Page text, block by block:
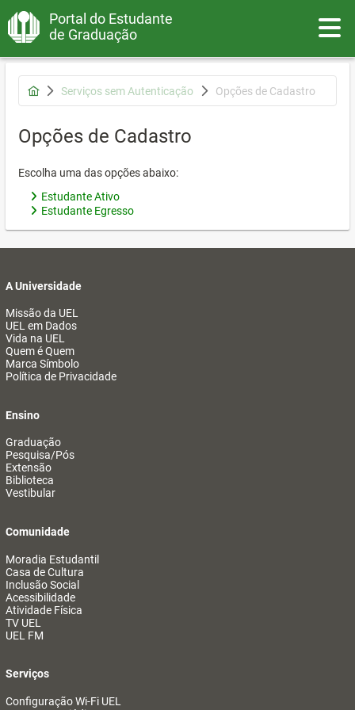
Portal do Estudante
de Graduação
Serviços sem Autenticação Opções de Cadastro
Opções de Cadastro
Escolha uma das opções abaixo:
Estudante Ativo
Estudante Egresso
A Universidade
Missão da UEL
UEL em Dados
Vida na UEL
Quem é Quem
Marca Símbolo
Política de Privacidade
Ensino
Graduação
Pesquisa/Pós
Extensão
Biblioteca
Vestibular
Comunidade
Moradia Estudantil
Casa de Cultura
Inclusão Social
Acessibilidade
Atividade Física
TV UEL
UEL FM
Serviços
Configuração Wi-Fi UEL